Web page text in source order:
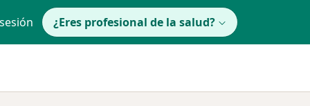
¿Eres profesional de la salud?